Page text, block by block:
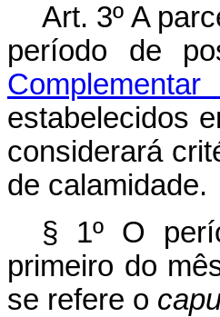
Art. 3º A
período de
estabelecidos
considerará
de calamidade.
§ 1º O
primeiro do
se refere o